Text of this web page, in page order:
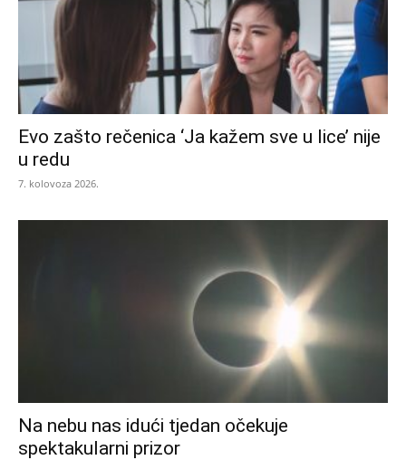
Evo zašto rečenica ‘Ja kažem sve u lice’ nije
u redu
7. kolovoza 2026.
Na nebu nas idući tjedan očekuje
spektakularni prizor